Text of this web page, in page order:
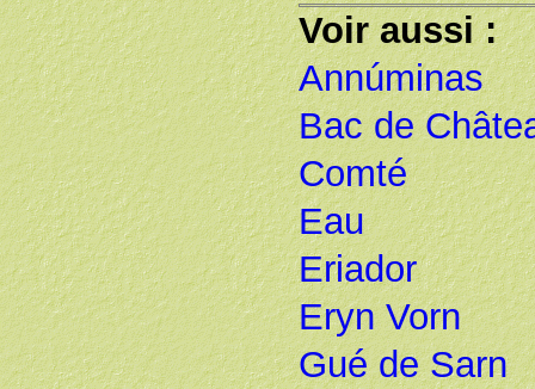
Voir aussi :
Annúminas
Bac de
Comté
Eau
Eriador
Eryn Vorn
Gué de Sarn